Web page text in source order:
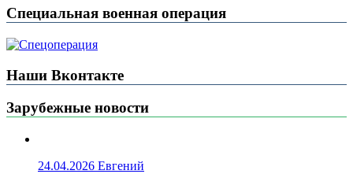
Специальная военная операция
Наши Вконтакте
Зарубежные новости
24.04.2026 Евгений